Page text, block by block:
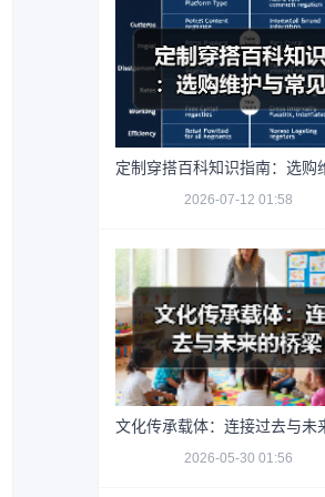
定制穿搭百科知识指南：选购
2026-07-12 01:58
文化传承载体：连接过去与未
2026-05-30 01:56